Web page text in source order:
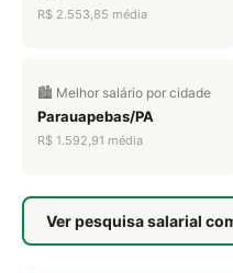
R$ 2.553,85 média
🏙️ Melhor salário por cidade
Parauapebas/PA
R$ 1.592,91 média
Ver pesquisa salarial